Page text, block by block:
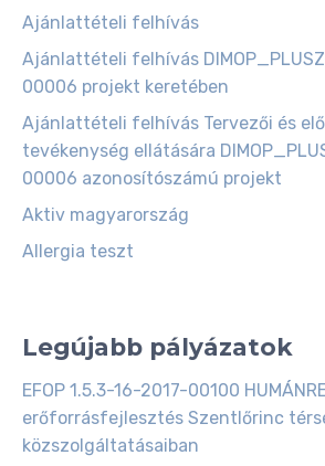
Ajánlattételi felhívás
Ajánlattételi felhívás
00006 projekt keretében
Ajánlattételi felhívás Tervezői és
tevékenység ellátására
00006 azonosítószámú projekt
Aktiv magyarország
Allergia teszt
Legújabb pályázatok
EFOP 1.5.3-16-2017-00100
erőforrásfejlesztés Szentlőrinc
közszolgáltatásaiban